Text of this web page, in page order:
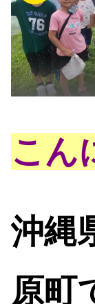
こん
沖縄
原町